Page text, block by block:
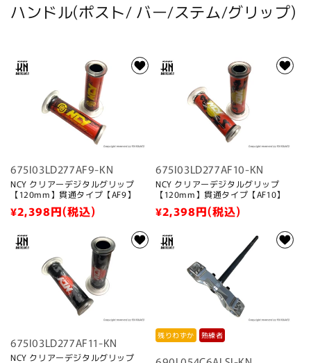
コ
シ
ハンドル(ポスト/ バー/ステム/グリップ)
675I03LD277AF9-KN
NCY クリアーデジタルグリップ
【120mm】貫通タイプ【AF9】
通
価
¥2,398円(税込)
675I03LD277AF10-KN
NCY クリアーデジタルグリップ
【120mm】貫通タイプ【AF10】
通
価
¥2,398円(税込)
675I03LD277AF11-KN
NCY クリアーデジタルグリップ
残りわずか 熟練者